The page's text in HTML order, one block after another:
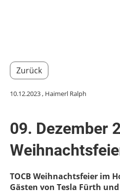
Zurück
10.12.2023, Haimerl Ralph
09. Dezember
TOCB Weihnachtsfeier im
Gästen von Tesla Fürth